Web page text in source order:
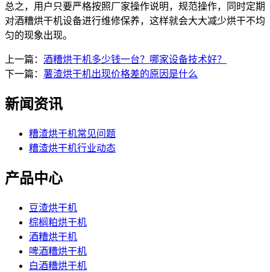
总之，用户只要严格按照厂家操作说明，规范操作，同时定期
对酒糟烘干机设备进行维修保养，这样就会大大减少烘干不均
匀的现象出现。
上一篇： 酒糟烘干机多少钱一台？哪家设备技术好？
下一篇： 薯渣烘干机出现价格差的原因是什么
新闻资讯
糟渣烘干机常见问题
糟渣烘干机行业动态
产品中心
豆渣烘干机
棕榈粕烘干机
酒糟烘干机
啤酒糟烘干机
白酒糟烘干机